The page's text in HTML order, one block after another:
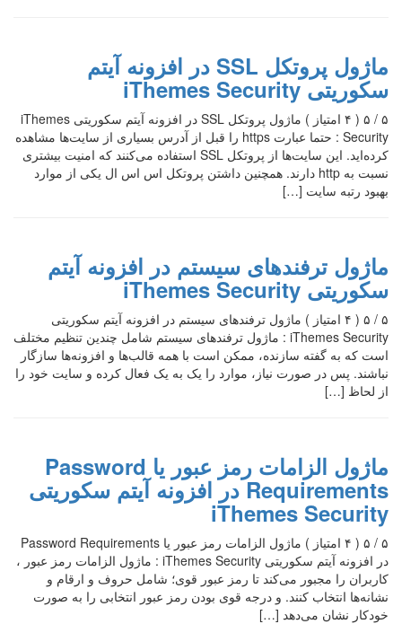
ماژول پروتکل SSL در افزونه آیتم
سکوریتی iThemes Security
۵ / ۵ ( ۴ امتیاز ) ماژول پروتکل SSL در افزونه آیتم سکوریتی iThemes
Security : حتما عبارت https را قبل از آدرس بسیاری از سایت‌ها مشاهده
کرده‌اید. این سایت‌ها از پروتکل SSL استفاده می‌کنند که امنیت بیشتری
نسبت به http دارند. همچنین داشتن پروتکل اس اس ال یکی از موارد
بهبود رتبه سایت […]
ماژول ترفندهای سیستم در افزونه آیتم
سکوریتی iThemes Security
۵ / ۵ ( ۴ امتیاز ) ماژول ترفندهای سیستم در افزونه آیتم سکوریتی
iThemes Security : ماژول ترفندهای سیستم شامل چندین تنظیم مختلف
است که به گفته سازنده، ممکن است با همه قالب‌ها و افزونه‌ها سازگار
نباشند. پس در صورت نیاز، موارد را یک به یک فعال کرده و سایت خود را
از لحاظ […]
ماژول الزامات رمز عبور یا Password
Requirements در افزونه آیتم سکوریتی
iThemes Security
۵ / ۵ ( ۴ امتیاز ) ماژول الزامات رمز عبور یا Password Requirements
در افزونه آیتم سکوریتی iThemes Security : ماژول الزامات رمز عبور ،
کاربران را مجبور می‌کند تا رمز عبور قوی؛ شامل حروف و ارقام و
نشانه‌ها انتخاب کنند. و درجه قوی بودن رمز عبور انتخابی را به صورت
خودکار نشان می‌دهد […]